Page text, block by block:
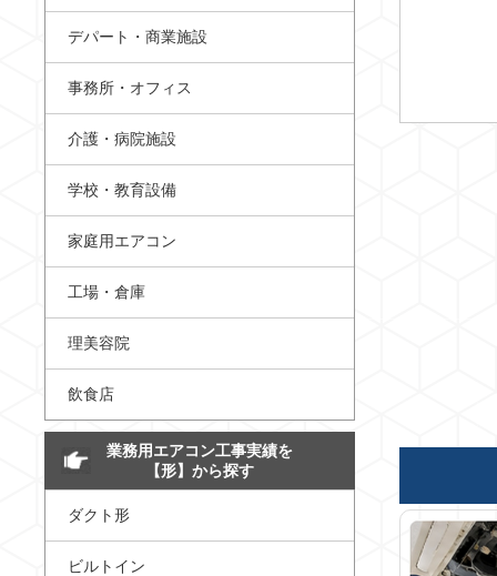
デパート・商業施設
事務所・オフィス
介護・病院施設
学校・教育設備
家庭用エアコン
工場・倉庫
理美容院
飲食店
業務用エアコン工事実績を
【形】から探す
ダクト形
ビルトイン